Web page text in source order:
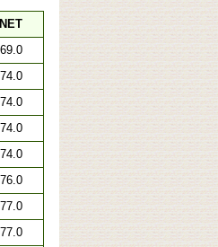
NET
69.0
74.0
74.0
74.0
74.0
76.0
77.0
77.0